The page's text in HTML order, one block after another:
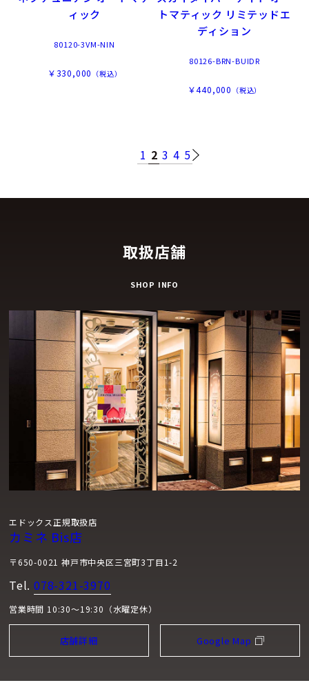
ィック
80120-3VM-NIN
￥330,000 （税込）
トマティック リミテッドエ
ディション
80126-BRN-BUIDR
￥440,000 （税込）
1 2 3 4 5
取扱店舗
SHOP INFO
エドックス正規取扱店
カミネ Bis店
〒650-0021 神戸市中央区三宮町3丁目1-2
Tel. 078-321-3970
営業時間 10:30～19:30（水曜定休）
店舗詳細 Google Map